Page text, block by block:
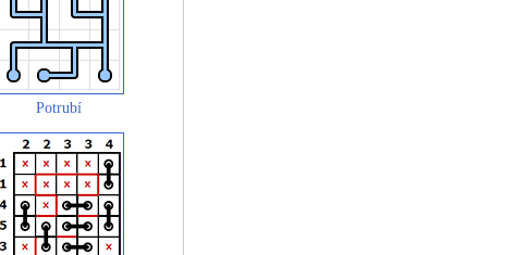
Potrubí